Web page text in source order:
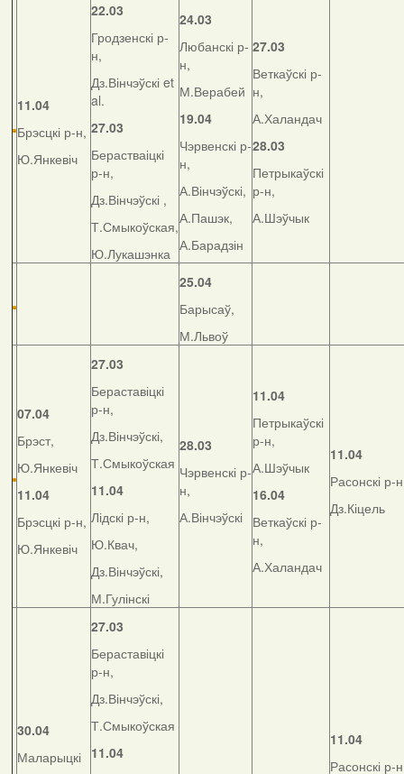
11.04
Брэсцкі р-н,
Ю.Янкевіч
22.03
Гродзенскі р-
н,
Дз.Вінчэўскі et
al.
27.03
Берастваіцкі
р-н,
Дз.Вінчэўскі ,
Т.Смыкоўская,
Ю.Лукашэнка
24.03
Любанскі р-
н,
М.Верабей
19.04
Чэрвенскі р-
н,
А.Вінчэўскі,
А.Пашэк,
А.Барадзін
27.03
Веткаўскі р-
н,
А.Халандач
28.03
Петрыкаўскі
р-н,
А.Шэўчык
25.04
Барысаў,
М.Львоў
07.04
Брэст,
Ю.Янкевіч
11.04
Брэсцкі р-н,
Ю.Янкевіч
27.03
Бераставіцкі
р-н,
Дз.Вінчэўскі,
Т.Смыкоўская
11.04
Лідскі р-н,
Ю.Квач,
Дз.Вінчэўскі,
М.Гулінскі
28.03
Чэрвенскі р-
н,
А.Вінчэўскі
11.04
Петрыкаўскі
р-н,
А.Шэўчык
16.04
Веткаўскі р-
н,
А.Халандач
11.04
Расонскі р-
Дз.Кіцель
30.04
Маларыцкі
27.03
Бераставіцкі
р-н,
Дз.Вінчэўскі,
Т.Смыкоўская
11.04
11.04
Расонскі р-